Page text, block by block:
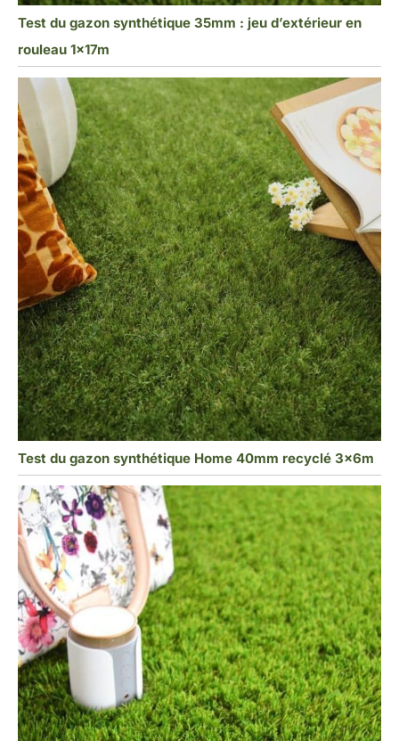
Test du gazon synthétique 35mm : jeu d’extérieur en
rouleau 1x17m
Test du gazon synthétique Home 40mm recyclé 3x6m